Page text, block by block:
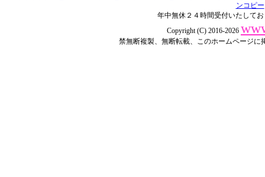
ンコピー
年中無休２４時間受付いたして
Copyright (C) 2016-2026
禁無断複製、無断転載、このホームページ